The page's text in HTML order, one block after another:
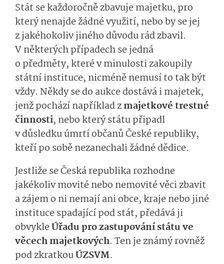
Stát se každoročně zbavuje majetku, pro
který nenajde žádné využití, nebo by se jej
z jakéhokoliv jiného důvodu rád zbavil.
V některých případech se jedná
o předměty, které v minulosti zakoupily
státní instituce, nicméně nemusí to tak být
vždy. Někdy se do aukce dostává i majetek,
jenž pochází například zmajetkové trestné
činnosti, nebo který státu připadl
v důsledku úmrtí občanů České republiky,
kteří po sobě nezanechali žádné dědice.
Jestliže se Česká republika rozhodne
jakékoliv movité nebo nemovité věci zbavit
a zájem o ni nemají ani obce, kraje nebo jiné
instituce spadající pod stát, předává ji
obvykleÚřadu pro zastupování státu ve
věcech majetkových. Ten je známý rovněž
pod zkratkouÚZSVM.